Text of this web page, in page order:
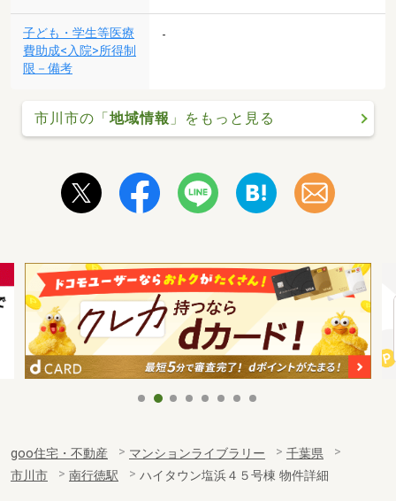
子ども・学生等医療
費助成<入院>所得制
限－備考
-
市川市の「 地域情報 」をもっと見る
goo住宅・不動産 マンションライブラリー
千葉県
市川市
南行徳駅 ハイタウン塩浜４５号棟 物件詳細